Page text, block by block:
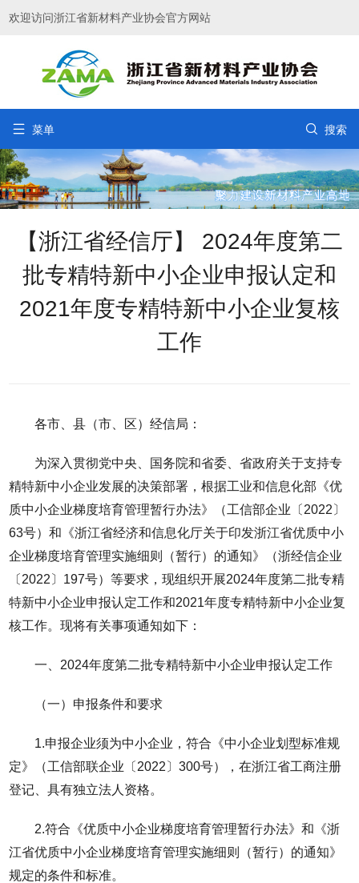
欢迎访问浙江省新材料产业协会官方网站
 菜单  搜索
【浙江省经信厅】 2024年度第二
批专精特新中小企业申报认定和
2021年度专精特新中小企业复核
工作
各市、县（市、区）经信局：
为深入贯彻党中央、国务院和省委、省政府关于支持专
精特新中小企业发展的决策部署，根据工业和信息化部《优
质中小企业梯度培育管理暂行办法》（工信部企业〔2022〕
63号）和《浙江省经济和信息化厅关于印发浙江省优质中小
企业梯度培育管理实施细则（暂行）的通知》（浙经信企业
〔2022〕197号）等要求，现组织开展2024年度第二批专精
特新中小企业申报认定工作和2021年度专精特新中小企业复
核工作。现将有关事项通知如下：
一、2024年度第二批专精特新中小企业申报认定工作
（一）申报条件和要求
1.申报企业须为中小企业，符合《中小企业划型标准规
定》（工信部联企业〔2022〕300号），在浙江省工商注册
登记、具有独立法人资格。
2.符合《优质中小企业梯度培育管理暂行办法》和《浙
江省优质中小企业梯度培育管理实施细则（暂行）的通知》
规定的条件和标准。